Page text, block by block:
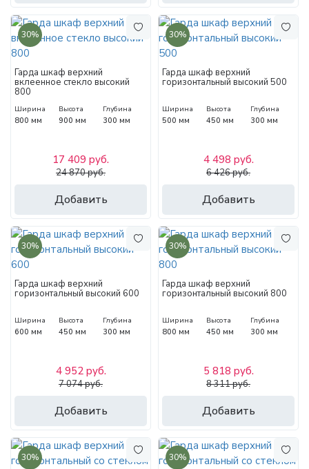
30%
Гарда шкаф верхний
вклеенное стекло высокий
800
Ширина
800 мм
Высота
900 мм
Глубина
300 мм
Добавить
17 409 руб.
24 870 руб.
30%
Гарда шкаф верхний
горизонтальный высокий 500
Ширина
500 мм
Высота
450 мм
Глубина
300 мм
Добавить
4 498 руб.
6 426 руб.
30%
Гарда шкаф верхний
горизонтальный высокий 600
Ширина
600 мм
Высота
450 мм
Глубина
300 мм
Добавить
4 952 руб.
7 074 руб.
30%
Гарда шкаф верхний
горизонтальный высокий 800
Ширина
800 мм
Высота
450 мм
Глубина
300 мм
Добавить
5 818 руб.
8 311 руб.
30% 30%